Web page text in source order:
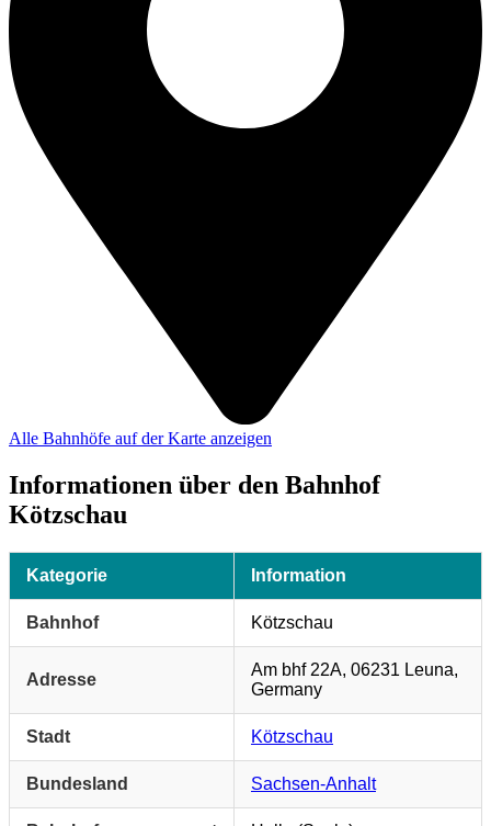
Alle Bahnhöfe auf der Karte anzeigen
Informationen über den Bahnhof
Kötzschau
Kategorie Information
Bahnhof Kötzschau
Adresse
Am bhf 22A, 06231 Leuna,
Germany
Stadt Kötzschau
Bundesland Sachsen-Anhalt